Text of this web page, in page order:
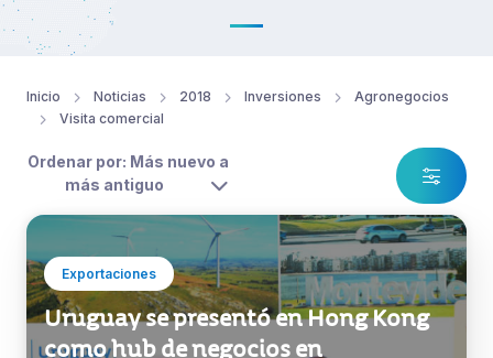
Inicio Noticias 2018 Inversiones
Agronegocios
Visita comercial
Ordenar por: Más nuevo a
más antiguo
Exportaciones
Uruguay se presentó en Hong Kong
como hub de negocios en